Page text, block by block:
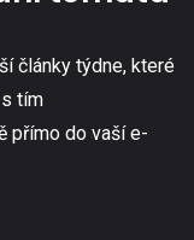
články týdne, které
tím
přímo do vaší e-